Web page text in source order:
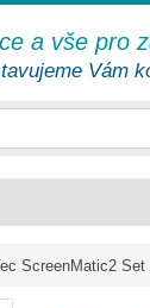
ScreenMatic2 Set
a vše pro
Vám